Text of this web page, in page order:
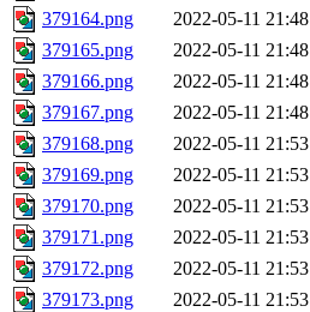
379164.png
2022-05-11 21:48
379165.png
2022-05-11 21:48
379166.png
2022-05-11 21:48
379167.png
2022-05-11 21:48
379168.png
2022-05-11 21:53
379169.png
2022-05-11 21:53
379170.png
2022-05-11 21:53
379171.png
2022-05-11 21:53
379172.png
2022-05-11 21:53
379173.png
2022-05-11 21:53